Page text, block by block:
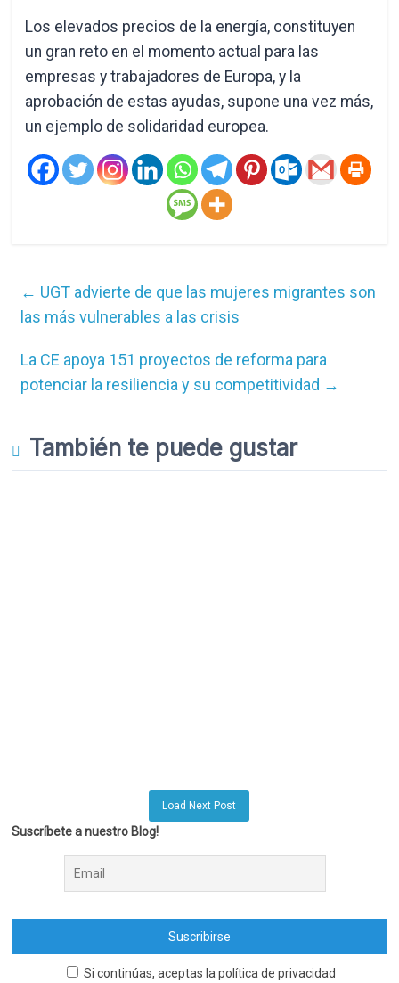
Los elevados precios de la energía, constituyen
un gran reto en el momento actual para las
empresas y trabajadores de Europa, y la
aprobación de estas ayudas, supone una vez más,
un ejemplo de solidaridad europea.
← UGT advierte de que las mujeres migrantes son
las más vulnerables a las crisis
La CE apoya 151 proyectos de reforma para
potenciar la resiliencia y su competitividad →
También te puede gustar
Load Next Post
Suscríbete a nuestro Blog!
Si continúas, aceptas la política de privacidad